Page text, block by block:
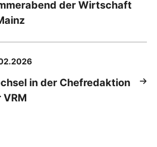
der Wirtschaft
in der Chefredaktion
VRM